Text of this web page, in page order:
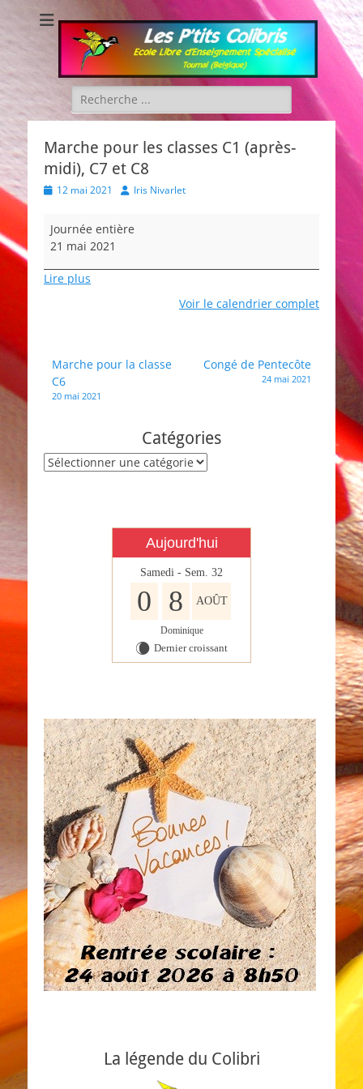
Les P'tits Colibris
Rechercher :
Marche pour les classes C1 (après-
midi), C7 et C8
Posted12 mai 2021 AuthorIris Nivarlet
Marche
pour
classes
et
C8
Journée entière
21 mai 2021
Lire plus
Voir le calendrier complet
Navigation
de
Marche pour la classe
C6
20 mai 2021
Congé de Pentecôte
24 mai 2021
Catégories
Catégories
Aujourd'hui
Samedi - Sem. 32
0 8 AOÛT
Dominique
W Dernier croissant
La légende du Colibri